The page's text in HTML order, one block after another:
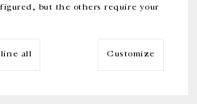
but the others require your
all Customize